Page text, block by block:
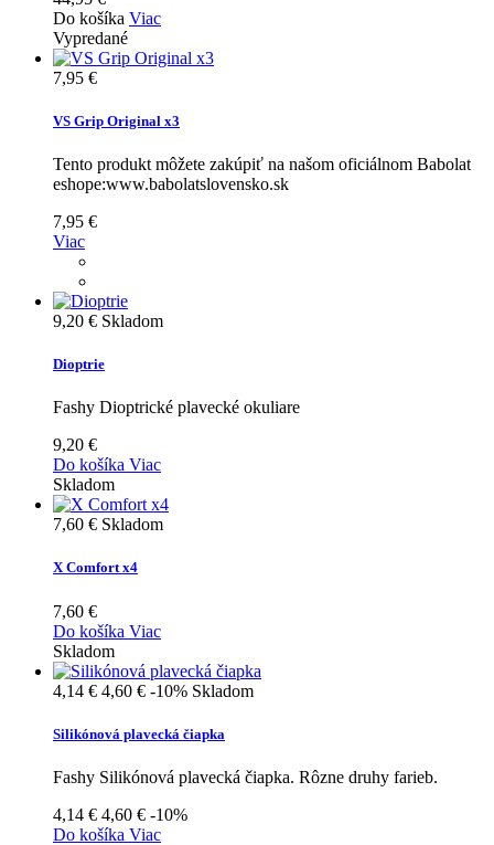
Do košíka Viac
Vypredané
7,95 €
VS Grip Original x3
Tento produkt môžete zakúpiť na našom oficiálnom Babolat
eshope:www.babolatslovensko.sk
7,95 €
Viac
9,20 € Skladom
Dioptrie
Fashy Dioptrické plavecké okuliare
9,20 €
Do košíka Viac
Skladom
7,60 € Skladom
X Comfort x4
7,60 €
Do košíka Viac
Skladom
4,14 € 4,60 € -10% Skladom
Silikónová plavecká čiapka
Fashy Silikónová plavecká čiapka. Rôzne druhy farieb.
4,14 € 4,60 € -10%
Do košíka Viac